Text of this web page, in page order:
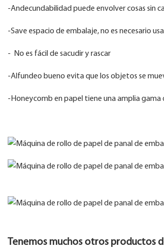
-Andecundabilidad puede envolver cosas sin
-Save espacio de embalaje, no es necesario
- No es fácil de sacudir y rascar
-Alfundeo bueno evita que los objetos se
-Honeycomb en papel tiene una amplia
Tenemos muchos otros productos